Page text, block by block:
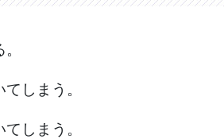
しまう。
しまう。